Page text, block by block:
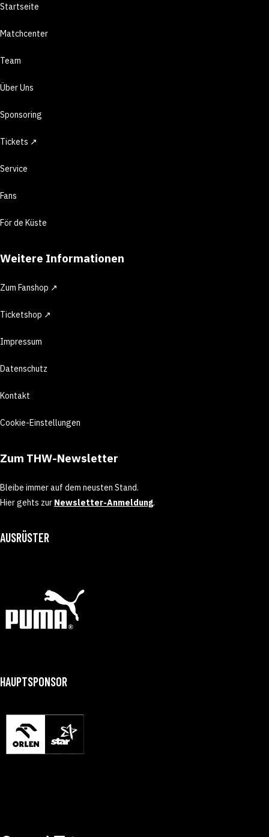
Startseite
Matchcenter
Team
Über Uns
Sponsoring
Tickets ↗
Service
Fans
För de Küste
Weitere Informationen
Zum Fanshop ↗
Ticketshop ↗
Impressum
Datenschutz
Kontakt
Cookie-Einstellungen
Zum THW-Newsletter
Bleibe immer auf dem neusten Stand.
Hier gehts zur Newsletter-Anmeldung.
AUSRÜSTER
HAUPTSPONSOR